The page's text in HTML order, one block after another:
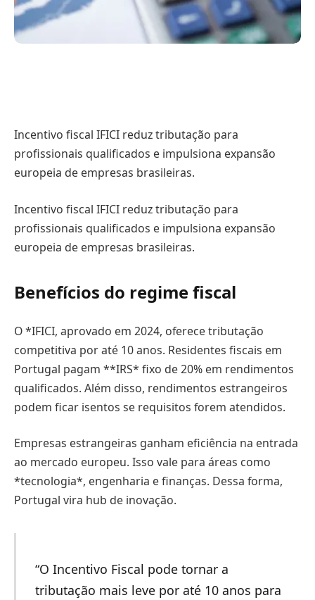
Incentivo fiscal IFICI reduz tributação para
profissionais qualificados e impulsiona expansão
europeia de empresas brasileiras.
Incentivo fiscal IFICI reduz tributação para
profissionais qualificados e impulsiona expansão
europeia de empresas brasileiras.
Benefícios do regime fiscal
O *IFICI, aprovado em 2024, oferece tributação
competitiva por até 10 anos. Residentes fiscais em
Portugal pagam **IRS* fixo de 20% em rendimentos
qualificados. Além disso, rendimentos estrangeiros
podem ficar isentos se requisitos forem atendidos.
Empresas estrangeiras ganham eficiência na entrada
ao mercado europeu. Isso vale para áreas como
*tecnologia*, engenharia e finanças. Dessa forma,
Portugal vira hub de inovação.
“O Incentivo Fiscal pode tornar a
tributação mais leve por até 10 anos para